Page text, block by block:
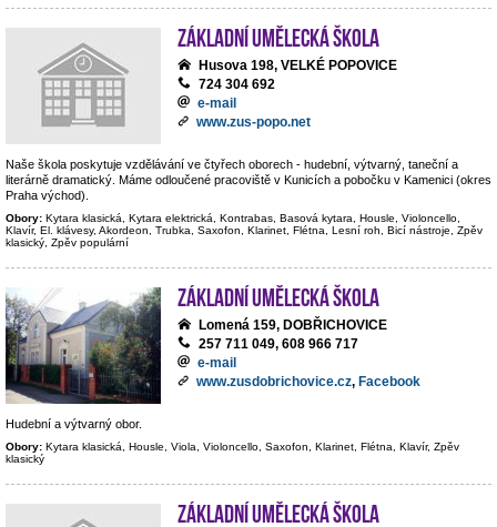
Základní umělecká škola
Husova 198, VELKÉ POPOVICE
724 304 692
e-mail
www.zus-popo.net
Naše škola poskytuje vzdělávání ve čtyřech oborech - hudební, výtvarný, taneční a
literárně dramatický. Máme odloučené pracoviště v Kunicích a pobočku v Kamenici (okres
Praha východ).
Obory: Kytara klasická, Kytara elektrická, Kontrabas, Basová kytara, Housle, Violoncello,
Klavír, El. klávesy, Akordeon, Trubka, Saxofon, Klarinet, Flétna, Lesní roh, Bicí nástroje, Zpěv
klasický, Zpěv populární
Základní umělecká škola
Lomená 159, DOBŘICHOVICE
257 711 049, 608 966 717
e-mail
www.zusdobrichovice.cz, Facebook
Hudební a výtvarný obor.
Obory: Kytara klasická, Housle, Viola, Violoncello, Saxofon, Klarinet, Flétna, Klavír, Zpěv
klasický
Základní umělecká škola